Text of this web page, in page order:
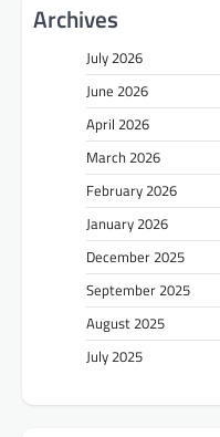
Archives
July 2026
June 2026
April 2026
March 2026
February 2026
January 2026
December 2025
September 2025
August 2025
July 2025